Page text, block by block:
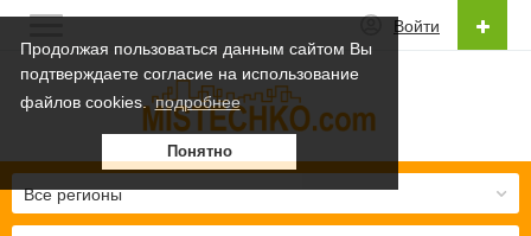
Продолжая пользоваться данным сайтом Вы
подтверждаете согласие на использование
файлов cookies. подробнее
Понятно
Войти
Русский
Українська
Русский
Все регионы